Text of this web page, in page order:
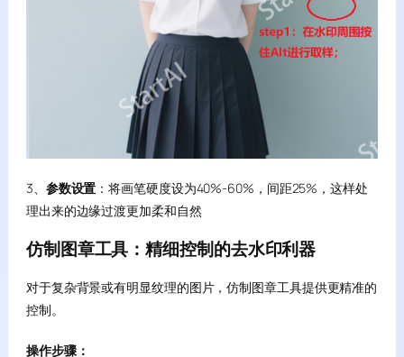
3、 参数设置 ：将画笔硬度设为40%-60%，间距25%，这样处
理出来的边缘过渡更加柔和自然
仿制图章工具：精细控制的去水印利器
对于复杂背景或有明显纹理的图片，仿制图章工具提供更精准的
控制。
操作步骤：